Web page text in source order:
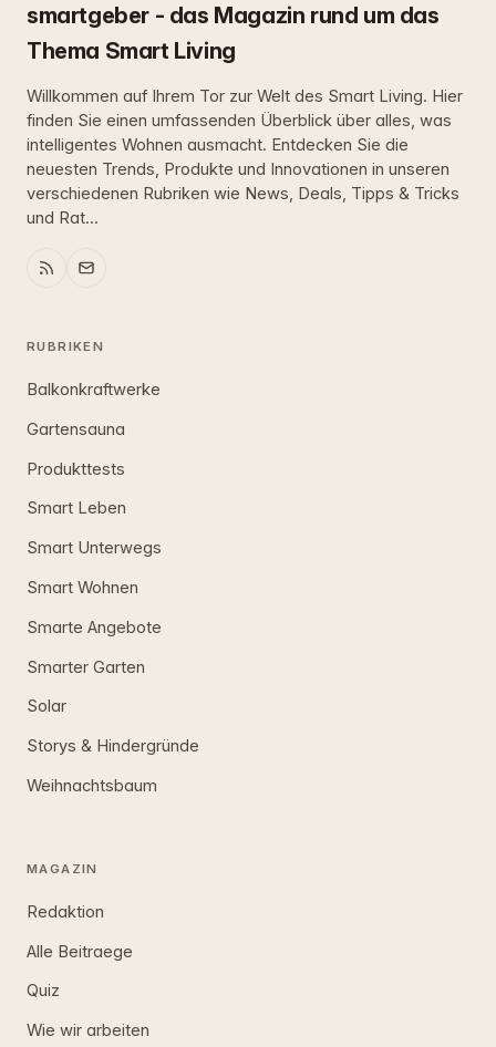
smartgeber - das Magazin rund um das
Thema Smart Living
Willkommen auf Ihrem Tor zur Welt des Smart Living. Hier
finden Sie einen umfassenden Überblick über alles, was
intelligentes Wohnen ausmacht. Entdecken Sie die
neuesten Trends, Produkte und Innovationen in unseren
verschiedenen Rubriken wie News, Deals, Tipps & Tricks
und Rat...
RUBRIKEN
Balkonkraftwerke
Gartensauna
Produkttests
Smart Leben
Smart Unterwegs
Smart Wohnen
Smarte Angebote
Smarter Garten
Solar
Storys & Hindergründe
Weihnachtsbaum
MAGAZIN
Redaktion
Alle Beitraege
Quiz
Wie wir arbeiten